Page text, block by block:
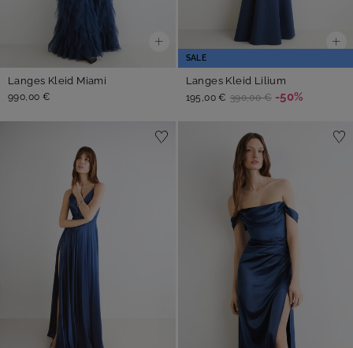
Langes Kleid Miami
990,00 €
SALE
Langes Kleid Lilium
195,00 € 390,00 € -50%